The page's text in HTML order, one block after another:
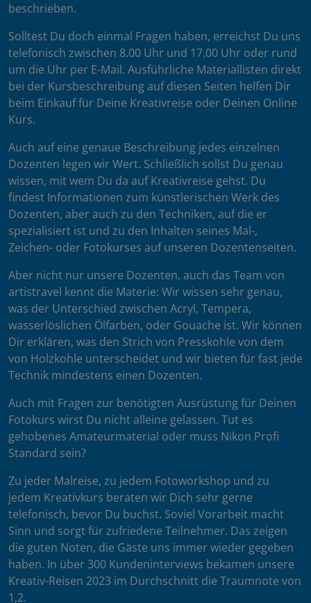
beschrieben.
Solltest Du doch einmal Fragen haben, erreichst Du uns
telefonisch zwischen 8.00 Uhr und 17.00 Uhr oder rund
um die Uhr per E-Mail. Ausführliche Materiallisten direkt
bei der Kursbeschreibung auf diesen Seiten helfen Dir
beim Einkauf für Deine Kreativreise oder Deinen Online
Kurs.
Auch auf eine genaue Beschreibung jedes einzelnen
Dozenten legen wir Wert. Schließlich sollst Du genau
wissen, mit wem Du da auf Kreativreise gehst. Du
findest Informationen zum künstlerischen Werk des
Dozenten, aber auch zu den Techniken, auf die er
spezialisiert ist und zu den Inhalten seines Mal-,
Zeichen- oder Fotokurses auf unseren Dozentenseiten.
Aber nicht nur unsere Dozenten, auch das Team von
artistravel kennt die Materie: Wir wissen sehr genau,
was der Unterschied zwischen Acryl, Tempera,
wasserlöslichen Ölfarben, oder Gouache ist. Wir können
Dir erklären, was den Strich von Presskohle von dem
von Holzkohle unterscheidet und wir bieten für fast jede
Technik mindestens einen Dozenten.
Auch mit Fragen zur benötigten Ausrüstung für Deinen
Fotokurs wirst Du nicht alleine gelassen. Tut es
gehobenes Amateurmaterial oder muss Nikon Profi
Standard sein?
Zu jeder Malreise, zu jedem Fotoworkshop und zu
jedem Kreativkurs beraten wir Dich sehr gerne
telefonisch, bevor Du buchst. Soviel Vorarbeit macht
Sinn und sorgt für zufriedene Teilnehmer. Das zeigen
die guten Noten, die Gäste uns immer wieder gegeben
haben. In über 300 Kundeninterviews bekamen unsere
Kreativ-Reisen 2023 im Durchschnitt die Traumnote von
1,2.